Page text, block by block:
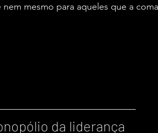
mesmo para aqueles que a
da liderança